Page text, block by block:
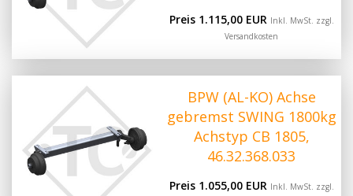
Preis 1.115,00 EUR Inkl. MwSt. zzgl.
Versandkosten
BPW (AL-KO) Achse
gebremst SWING 1800kg
Achstyp CB 1805,
46.32.368.033
Preis 1.055,00 EUR Inkl. MwSt. zzgl.